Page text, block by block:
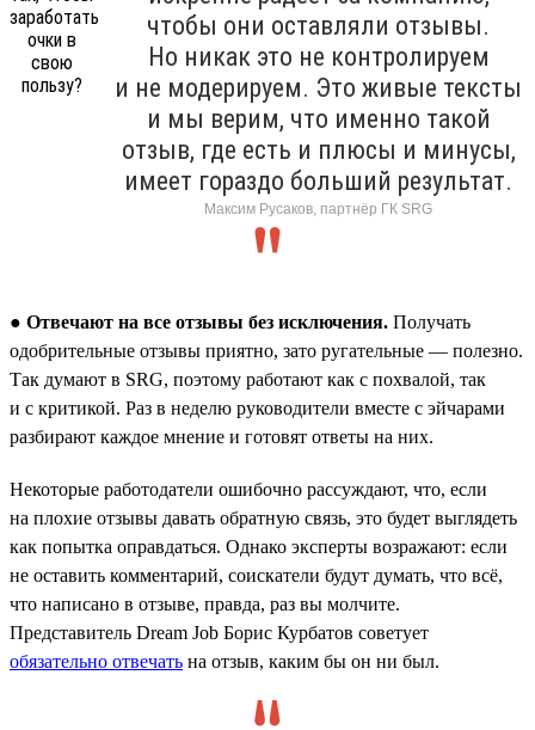
чтобы они оставляли отзывы.
Но никак это не контролируем
и не модерируем. Это живые тексты
и мы верим, что именно такой
отзыв, где есть и плюсы и минусы,
имеет гораздо больший результат.
Максим Русаков, партнёр ГК SRG
● Отвечают на все отзывы без исключения. Получать
одобрительные отзывы приятно, зато ругательные — полезно.
Так думают в SRG, поэтому работают как с похвалой, так
и с критикой. Раз в неделю руководители вместе с эйчарами
разбирают каждое мнение и готовят ответы на них.
Некоторые работодатели ошибочно рассуждают, что, если
на плохие отзывы давать обратную связь, это будет выглядеть
как попытка оправдаться. Однако эксперты возражают: если
не оставить комментарий, соискатели будут думать, что всё,
что написано в отзыве, правда, раз вы молчите.
Представитель Dream Job Борис Курбатов советует
обязательно отвечать на отзыв, каким бы он ни был.